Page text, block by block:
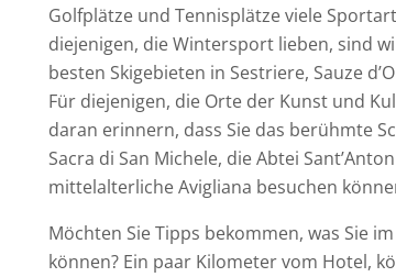
Golfplätze und Tennisplätze viele
diejenigen, die Wintersport lieben, sind
besten Skigebieten in Sestriere, Sauze
Für diejenigen, die Orte der Kunst und
daran erinnern, dass Sie das berühmte
Sacra di San Michele, die Abtei
mittelalterliche Avigliana besuchen
Möchten Sie Tipps bekommen, was Sie
können? Ein paar Kilometer vom Hotel,